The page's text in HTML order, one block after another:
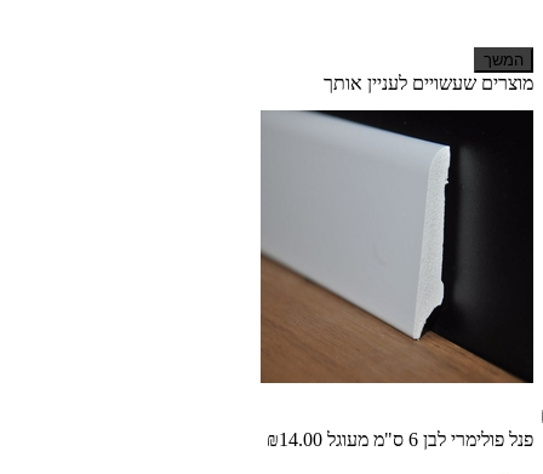
המשך
מוצרים שעשויים לעניין אותך
פנל פולימרי לבן 6 ס"מ מעוגל ₪14.00